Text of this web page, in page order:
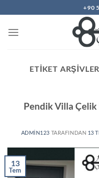
atla
+90
ETIKET
Pendik Villa Çelik
ADMIN123 TARAFINDAN 13
13
Tem